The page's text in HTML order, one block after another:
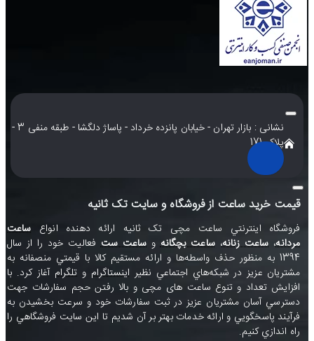
نشانی : بازار تهران - خیابان پانزده خرداد - پاساژ دلگشا - طبقه منفی 3 -
پلاک 171
قیمت خرید ساعت از فروشگاه و سایت تک ثانیه
فروشگاه اينترنتي ساعت مچی تک ثانيه ارائه دهنده انواع ساعت
مردانه، ساعت زنانه،ساعت بچگانهو ساعت ستفعاليت خود را از سال
1394 به منظور حذف واسطه‌ها و ارائه مستقيم کالا با قيمتي منصفانه به
مشتريان عزيز در شبکه‌هاي اجتماعي نظير اينستاگرام و تلگرام آغاز کرد. با
افزايش تعداد و تنوع ساعت های مچی و بالا رفتن حجم سفارشات جهت
دسترسي آسان مشتريان عزيز در ثبت سفارشات خود و سرعت بخشيدن به
فرآيند پاسخگويي و ارائه خدمات بهتر بر آن شديم تا اين سايت فروشگاهي را
راه اندازي کنيم.